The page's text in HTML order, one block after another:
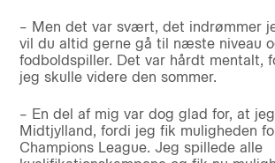
– Men det var svært, det indrømmer
vil du altid gerne gå til næste niveau
fodboldspiller. Det var hårdt mentalt,
jeg skulle videre den sommer.
– En del af mig var dog glad for, at
Midtjylland, fordi jeg fik muligheden
Champions League. Jeg spillede alle